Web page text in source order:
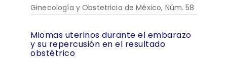
Ginecología y Obstetricia de México, Núm. 58
Miomas uterinos durante el embarazo
y su repercusión en el resultado
obstétrico